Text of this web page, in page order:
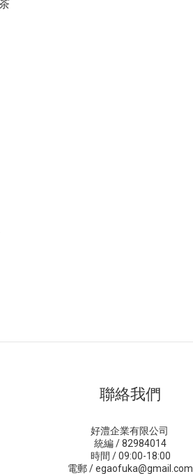
聯絡我們
好澧企業有限公司
統編 / 82984014
時間 / 09:00-18:00
電郵 / egaofuka@gmail.com